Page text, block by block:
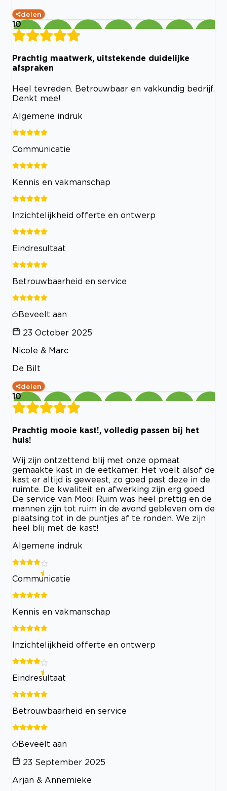
delen
10
Prachtig maatwerk, uitstekende duidelijke
afspraken
Heel tevreden. Betrouwbaar en vakkundig bedrijf.
Denkt mee!
Algemene indruk
Communicatie
Kennis en vakmanschap
Inzichtelijkheid offerte en ontwerp
Eindresultaat
Betrouwbaarheid en service
Beveelt aan
23 October 2025
Nicole & Marc
De Bilt
delen
10
Prachtig mooie kast!, volledig passen bij het
huis!
Wij zijn ontzettend blij met onze opmaat
gemaakte kast in de eetkamer. Het voelt alsof de
kast er altijd is geweest, zo goed past deze in de
ruimte. De kwaliteit en afwerking zijn erg goed.
De service van Mooi Ruim was heel prettig en de
mannen zijn tot ruim in de avond gebleven om de
plaatsing tot in de puntjes af te ronden. We zijn
heel blij met de kast!
Algemene indruk
Communicatie
Kennis en vakmanschap
Inzichtelijkheid offerte en ontwerp
Eindresultaat
Betrouwbaarheid en service
Beveelt aan
23 September 2025
Arjan & Annemieke